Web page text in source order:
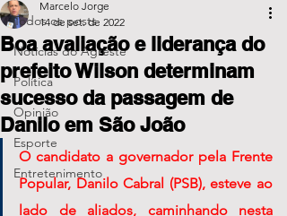
Todos os posts
Notícias do Agreste
Política
Opinião
Esporte
Entretenimento
Boa avaliação e liderança do
prefeito Wilson determinam
sucesso da passagem de
Danilo em São João
Marcelo Jorge
14 de set. de 2022
O candidato a governador pela Frente
Popular, Danilo Cabral (PSB), esteve ao
lado de aliados, caminhando nesta